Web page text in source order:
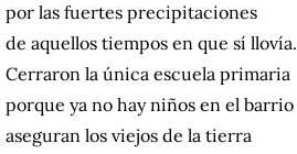
por las fuertes precipitaciones
de aquellos tiempos en que sí llovía.
Cerraron la única escuela primaria
porque ya no hay niños en el barrio
aseguran los viejos de la tierra